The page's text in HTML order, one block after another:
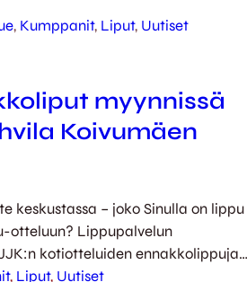
, Kumppanit, Liput, Uutiset
myynnissä
Koivumäen
keskustassa – joko Sinulla on lippu
otteluun? Lippupalvelun
kotiotteluiden ennakkolippuja
jalkautumalla: edullisia
, Liput, Uutiset